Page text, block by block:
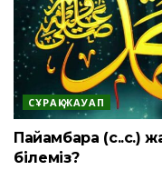
СҰРАҚ-ЖАУАП
Пайғамбарға
білеміз?